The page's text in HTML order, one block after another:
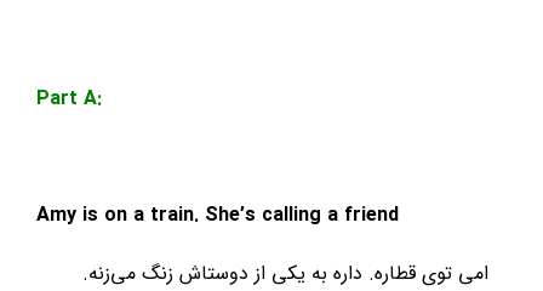
Part A:
Amy is on a train. She’s calling a friend
امی توی قطاره. داره به یکی از دوستاش زنگ می‌زنه.